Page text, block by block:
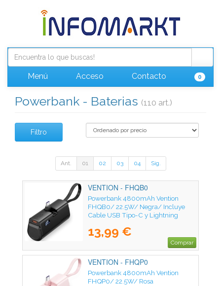
Menú Acceso Contacto 0
Powerbank - Baterias (110 art.)
Filtro
Ant. 01 02 03 04 Sig.
VENTION - FHQB0
Powerbank 4800mAh Vention
FHQB0/ 22.5W/ Negra/ Incluye
Cable USB Tipo-C y Lightning
13,99 €
Comprar
VENTION - FHQP0
Powerbank 4800mAh Vention
FHQP0/ 22.5W/ Rosa